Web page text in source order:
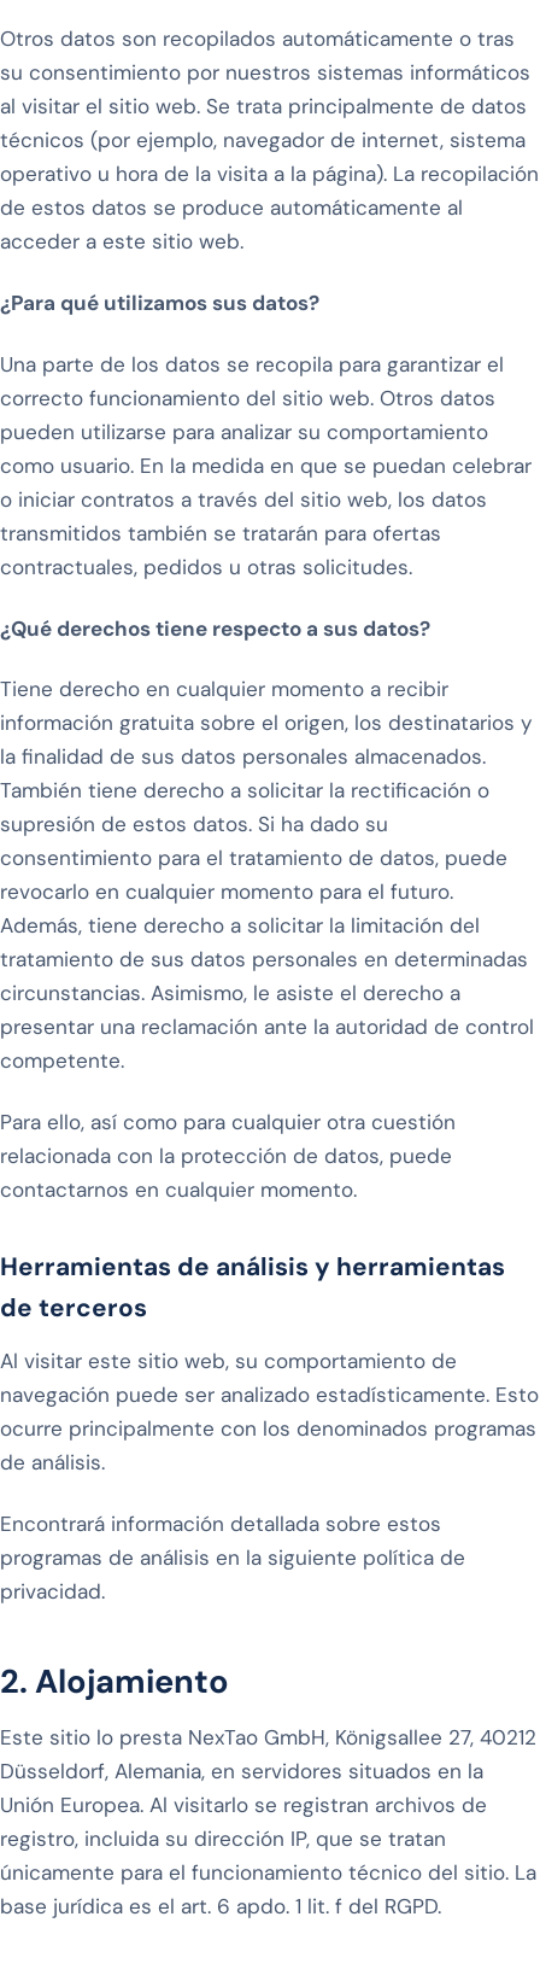
Otros datos son recopilados automáticamente o tras
su consentimiento por nuestros sistemas informáticos
al visitar el sitio web. Se trata principalmente de datos
técnicos (por ejemplo, navegador de internet, sistema
operativo u hora de la visita a la página). La recopilación
de estos datos se produce automáticamente al
acceder a este sitio web.
¿Para qué utilizamos sus datos?
Una parte de los datos se recopila para garantizar el
correcto funcionamiento del sitio web. Otros datos
pueden utilizarse para analizar su comportamiento
como usuario. En la medida en que se puedan celebrar
o iniciar contratos a través del sitio web, los datos
transmitidos también se tratarán para ofertas
contractuales, pedidos u otras solicitudes.
¿Qué derechos tiene respecto a sus datos?
Tiene derecho en cualquier momento a recibir
información gratuita sobre el origen, los destinatarios y
la finalidad de sus datos personales almacenados.
También tiene derecho a solicitar la rectificación o
supresión de estos datos. Si ha dado su
consentimiento para el tratamiento de datos, puede
revocarlo en cualquier momento para el futuro.
Además, tiene derecho a solicitar la limitación del
tratamiento de sus datos personales en determinadas
circunstancias. Asimismo, le asiste el derecho a
presentar una reclamación ante la autoridad de control
competente.
Para ello, así como para cualquier otra cuestión
relacionada con la protección de datos, puede
contactarnos en cualquier momento.
Herramientas de análisis y herramientas
de terceros
Al visitar este sitio web, su comportamiento de
navegación puede ser analizado estadísticamente. Esto
ocurre principalmente con los denominados programas
de análisis.
Encontrará información detallada sobre estos
programas de análisis en la siguiente política de
privacidad.
2. Alojamiento
Este sitio lo presta NexTao GmbH, Königsallee 27, 40212
Düsseldorf, Alemania, en servidores situados en la
Unión Europea. Al visitarlo se registran archivos de
registro, incluida su dirección IP, que se tratan
únicamente para el funcionamiento técnico del sitio. La
base jurídica es el art. 6 apdo. 1 lit. f del RGPD.